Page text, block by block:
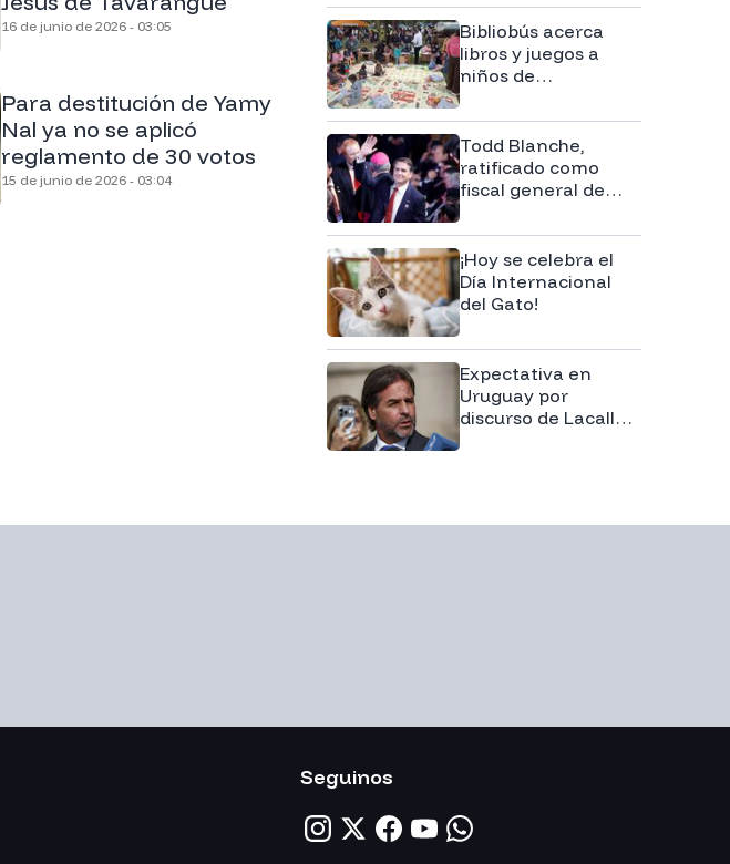
16 de junio de 2026 - 03:05
Para destitución de Yamy
Nal ya no se aplicó
reglamento de 30 votos
15 de junio de 2026 - 03:04
potencial
paraguayo
Bibliobús acerca
libros y juegos a
niños de
alejadas
Todd Blanche,
ratificado como
fiscal general de
¡Hoy se celebra el
Día Internacional
del Gato!
Expectativa en
Uruguay por
discurso de Lacalle
Seguinos